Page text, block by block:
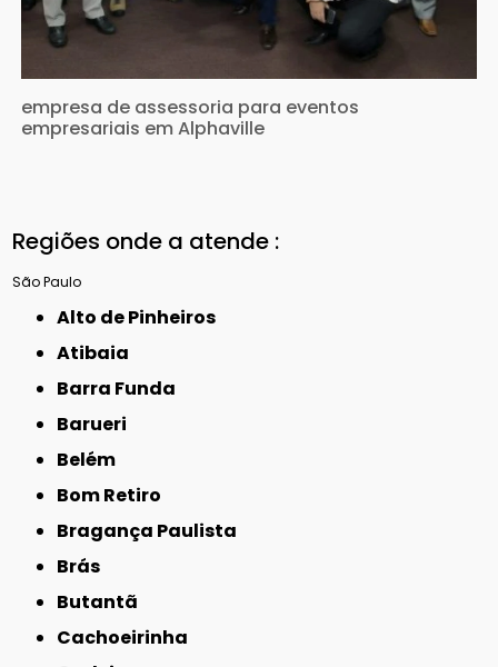
empresa de assessoria para eventos
empresariais em Alphaville
Regiões onde a atende :
São Paulo
Alto de Pinheiros
Atibaia
Barra Funda
Barueri
Belém
Bom Retiro
Bragança Paulista
Brás
Butantã
Cachoeirinha